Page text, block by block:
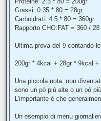
Grassi: 0.35 * 80 = 28gr
Carboidrati: 4.5 * 80 = 360gr
Rapporto CHO:FAT = 360 /
Ultima prova del 9 contando
200gr * 4kcal + 28gr * 9kcal
Una piccola nota: non
sono un pò più alte o un pò
L'importante è che
Un esempio di menu